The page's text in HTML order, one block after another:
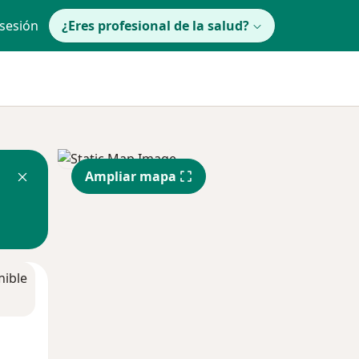
¿Eres profesional de la salud?
Ampliar mapa